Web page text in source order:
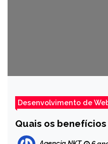
Desenvolvimento de
Quais os